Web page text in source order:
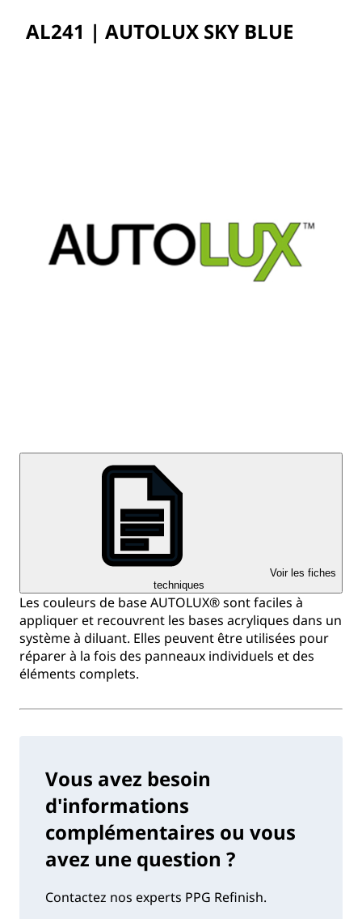
AL241 | AUTOLUX SKY BLUE
Voir les fiches
techniques
Les couleurs de base AUTOLUX® sont faciles à
appliquer et recouvrent les bases acryliques dans un
système à diluant. Elles peuvent être utilisées pour
réparer à la fois des panneaux individuels et des
éléments complets.
Vous avez besoin
d'informations
complémentaires ou vous
avez une question ?
Contactez nos experts PPG Refinish.